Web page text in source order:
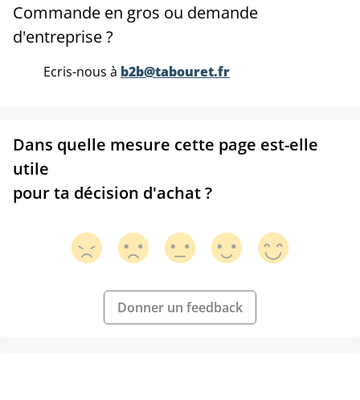
Commande en gros ou demande
d'entreprise ?
Ecris-nous à b2b@tabouret.fr
Dans quelle mesure cette page est-elle
utile
pour ta décision d'achat ?
Donner un feedback